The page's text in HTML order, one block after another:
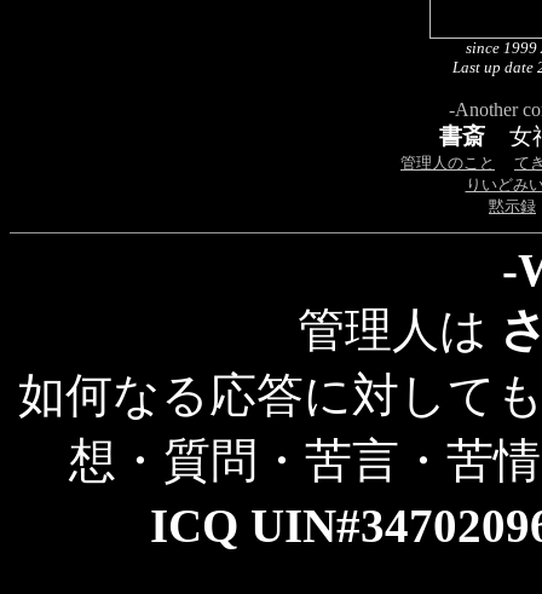
since 1999
Last up date
-Another
書斎 女
管理人のこと
て
りいどみ
黙示録
-
管理人は
如何なる応答に対して
想・質問・苦言・苦
ICQ